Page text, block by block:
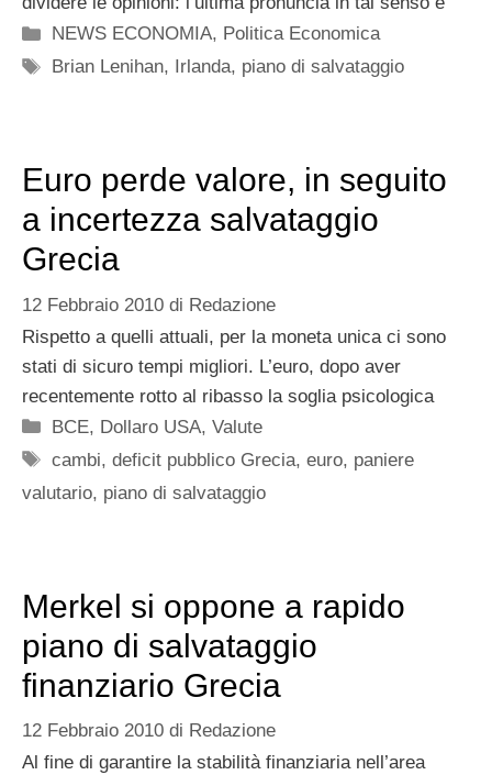
Categorie
NEWS ECONOMIA, Politica Economica
Tag
Brian Lenihan, Irlanda, piano di salvataggio
Euro perde valore, in seguito
a incertezza salvataggio
Grecia
12 Febbraio 2010 di Redazione
Rispetto a quelli attuali, per la moneta unica ci sono
stati di sicuro tempi migliori. L’euro, dopo aver
recentemente rotto al ribasso la soglia psicologica
Categorie
BCE, Dollaro USA,Valute
Tag
cambi,deficit pubblico Grecia,euro, paniere
valutario, piano di salvataggio
Merkel si oppone a rapido
piano di salvataggio
finanziario Grecia
12 Febbraio 2010 di Redazione
Al fine di garantire la stabilità finanziaria nell’area